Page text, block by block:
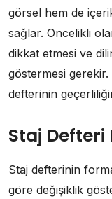
görsel hem de
sağlar. Öncelikli
dikkat etmesi ve
göstermesi gerekir.
defterinin
Staj Defteri
Staj defterinin
göre değişiklik